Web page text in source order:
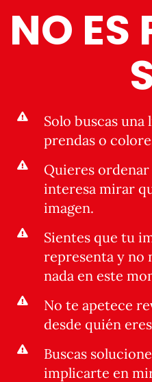
NO ES
Solo buscas una
prendas o
Quieres
interesa mirar
imagen.
Sientes que tu
representa y no
nada en este
No te apetece
desde quién
Buscas
implicarte en